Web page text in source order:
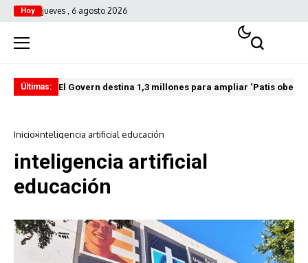
Hoy jueves , 6 agosto 2026
Últimas: El Govern destina 1,3 millones para ampliar ‘Patis
Inicio inteligencia artificial educación
inteligencia artificial
educación